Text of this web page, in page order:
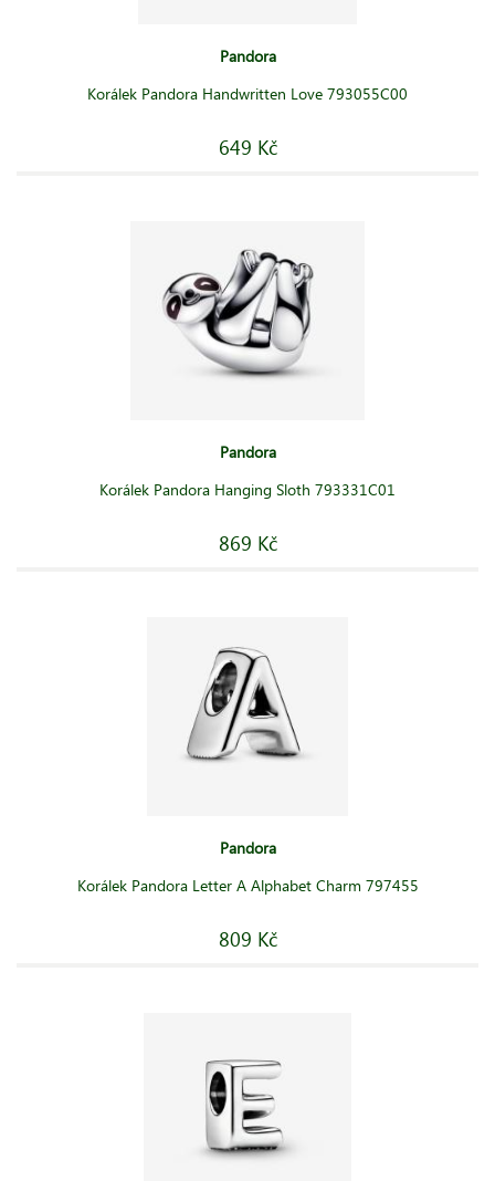
Pandora
Korálek Pandora Handwritten Love 793055C00
649 Kč
Pandora
Korálek Pandora Hanging Sloth 793331C01
869 Kč
Pandora
Korálek Pandora Letter A Alphabet Charm 797455
809 Kč